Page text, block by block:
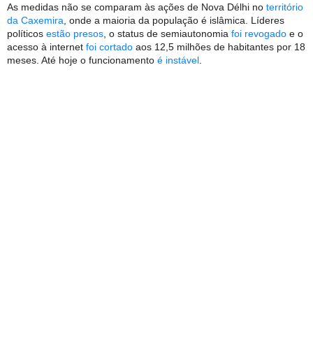
As medidas não se comparam às ações de Nova Délhi no território
da Caxemira , onde a maioria da população é islâmica. Líderes
políticos estão presos , o status de semiautonomia foi revogado e o
acesso à internet foi cortado aos 12,5 milhões de habitantes por 18
meses. Até hoje o funcionamento é instável